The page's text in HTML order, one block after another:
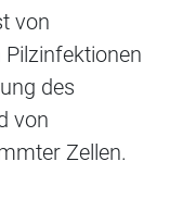
von
des
von
Zellen.